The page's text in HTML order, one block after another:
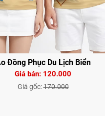
Đồng Phục Du Lịch Biển
Giá bán: 120.000
Giá gốc:170.000